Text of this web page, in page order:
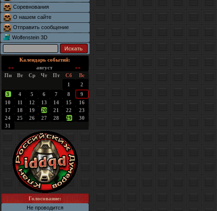
Соревнования
О нашем сайте
Отправить сообщение
Wolfenstein 3D
Календарь событий:
««
август
»»
Пн
Вт Ср Чт Пт Сб
Вс
1
2
3
4 5 6 7 8
9
10
11 12 13 14 15
16
17
18 19 20 21 22
23
24
25 26 27 28 29
30
31
Голосование:
Не проводится